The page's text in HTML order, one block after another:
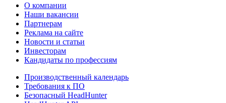
О компании
Наши вакансии
Партнерам
Реклама на сайте
Новости и статьи
Инвесторам
Кандидаты по профессиям
Производственный календарь
Требования к ПО
Безопасный HeadHunter